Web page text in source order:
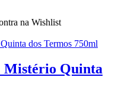
na Wishlist
Mistério Quinta